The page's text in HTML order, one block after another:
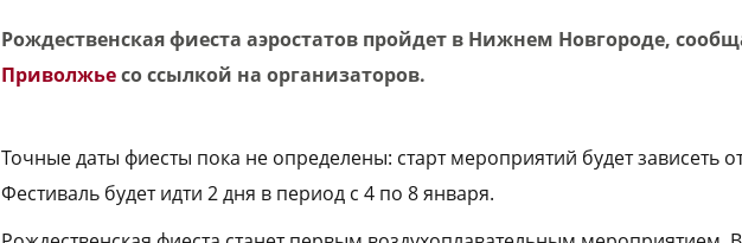
Рождественская фиеста аэростатов пройдет в Нижнем Новгороде,
Приволжьесо ссылкой на организаторов.
Точные даты фиесты пока не определены: старт мероприятий будет зависеть
Фестиваль будет идти 2 дня в период с 4 по 8 января.